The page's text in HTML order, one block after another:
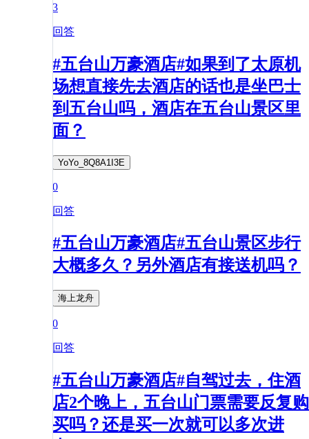
3
回答
#五台山万豪酒店#如果到了太原机
场想直接先去酒店的话也是坐巴士
到五台山吗，酒店在五台山景区里
面？
YoYo_8Q8A1I3E
0
回答
#五台山万豪酒店#五台山景区步行
大概多久？另外酒店有接送机吗？
海上龙舟
0
回答
#五台山万豪酒店#自驾过去，住酒
店2个晚上，五台山门票需要反复购
买吗？还是买一次就可以多次进